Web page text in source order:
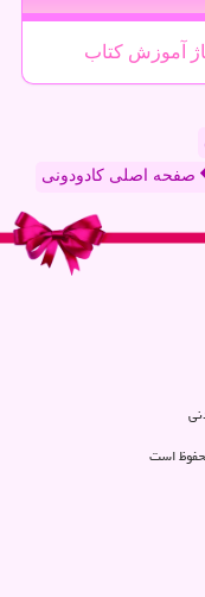
آموزش كتاب
صفحه اصلی کادودونی